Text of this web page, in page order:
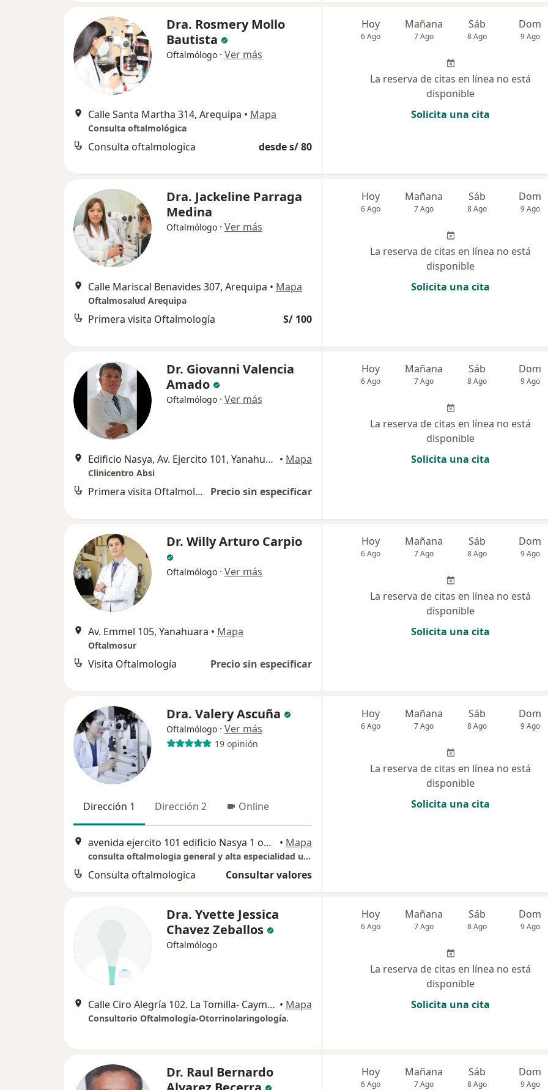
Dra. Rosmery Mollo
Bautista
Oftalmólogo · Ver más
Calle Santa Martha 314, Arequipa • Mapa
Consulta oftalmológica
Consulta oftalmologica desde s/ 80
Hoy
6 Ago
Mañana
7 Ago
Sáb
8 Ago
Dom
9 Ago
La reserva de citas en línea no está
disponible
Solicita una cita
Dra. Jackeline Parraga
Medina
Oftalmólogo · Ver más
Calle Mariscal Benavides 307, Arequipa • Mapa
Oftalmosalud Arequipa
Primera visita Oftalmología S/ 100
Hoy
6 Ago
Mañana
7 Ago
Sáb
8 Ago
Dom
9 Ago
La reserva de citas en línea no está
disponible
Solicita una cita
Dr. Giovanni Valencia
Amado
Oftalmólogo · Ver más
Edificio Nasya, Av. Ejercito 101, Yanahuara, Arequipa • Mapa
Clinicentro Absi
Primera visita Oftalmología Precio sin especificar
Hoy
6 Ago
Mañana
7 Ago
Sáb
8 Ago
Dom
9 Ago
La reserva de citas en línea no está
disponible
Solicita una cita
Dr. Willy Arturo Carpio
Oftalmólogo · Ver más
Av. Emmel 105, Yanahuara • Mapa
Oftalmosur
Visita Oftalmología Precio sin especificar
Hoy
6 Ago
Mañana
7 Ago
Sáb
8 Ago
Dom
9 Ago
La reserva de citas en línea no está
disponible
Solicita una cita
Dra. Valery Ascuña
Oftalmólogo · Ver más
19 opinión
Dirección 1 Dirección 2 Online
avenida ejercito 101 edificio Nasya 1 oficina 606, Arequipa • Mapa
consulta oftalmologia general y alta especialidad uveitis e inflamaciones oculares
Consulta oftalmologica Consultar valores
Hoy
6 Ago
Mañana
7 Ago
Sáb
8 Ago
Dom
9 Ago
La reserva de citas en línea no está
disponible
Solicita una cita
Dra. Yvette Jessica
Chavez Zeballos
Oftalmólogo
Calle Ciro Alegría 102. La Tomilla- Cayma. Frente a la Piscina Olímpica. • Mapa
Consultorio Oftalmología-Otorrinolaringología.
Hoy
6 Ago
Mañana
7 Ago
Sáb
8 Ago
Dom
9 Ago
La reserva de citas en línea no está
disponible
Solicita una cita
Dr. Raul Bernardo
Hoy
6 Ago
Mañana
7 Ago
Sáb
8 Ago
Dom
9 Ago